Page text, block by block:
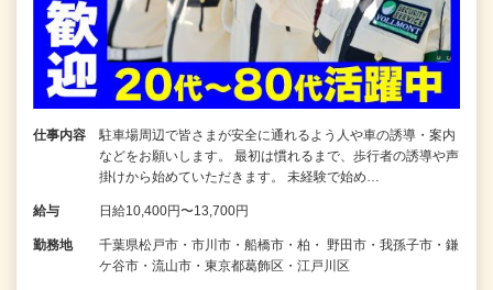
仕事内容
駐車場周辺で皆さまが安全に通れるよう人や車の誘導・案内
などをお願いします。 最初は慣れるまで、歩行者の誘導や声
掛けから始めていただきます。 未経験で始め…
給与 日給10,400円〜13,700円
勤務地
千葉県松戸市・市川市・船橋市・柏・ 野田市・我孫子市・鎌
ケ谷市・流山市・東京都葛飾区・江戸川区